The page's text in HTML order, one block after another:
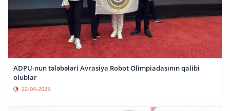
ADPU-nun tələbələri Avrasiya Robot Olimpiadasının qalibi
olublar
22-04-2025